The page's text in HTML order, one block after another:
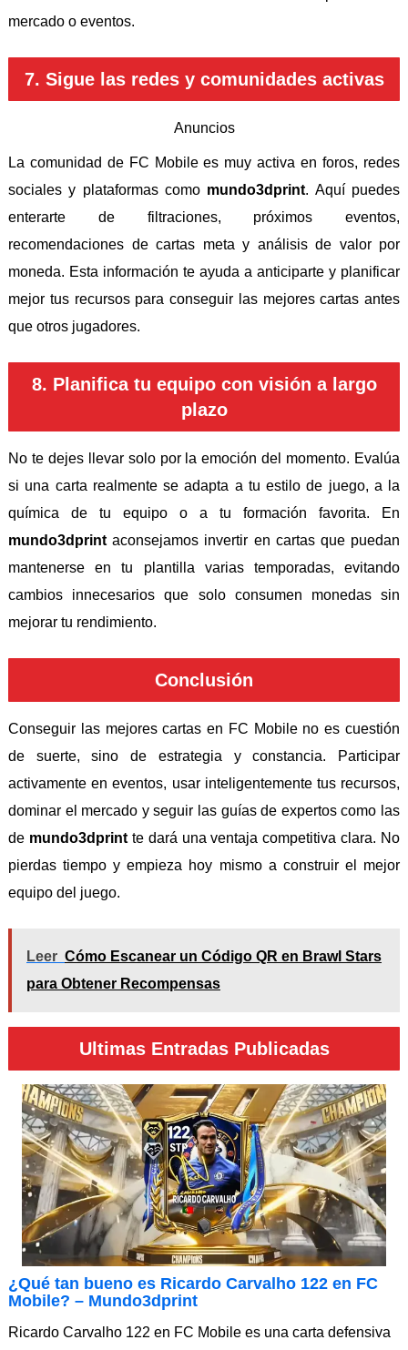
mercado o eventos.
7. Sigue las redes y comunidades activas
Anuncios
La comunidad de FC Mobile es muy activa en foros, redes
sociales y plataformas como mundo3dprint. Aquí puedes
enterarte de filtraciones, próximos eventos,
recomendaciones de cartas meta y análisis de valor por
moneda. Esta información te ayuda a anticiparte y planificar
mejor tus recursos para conseguir las mejores cartas antes
que otros jugadores.
8. Planifica tu equipo con visión a largo
plazo
No te dejes llevar solo por la emoción del momento. Evalúa
si una carta realmente se adapta a tu estilo de juego, a la
química de tu equipo o a tu formación favorita. En
mundo3dprint aconsejamos invertir en cartas que puedan
mantenerse en tu plantilla varias temporadas, evitando
cambios innecesarios que solo consumen monedas sin
mejorar tu rendimiento.
Conclusión
Conseguir las mejores cartas en FC Mobile no es cuestión
de suerte, sino de estrategia y constancia. Participar
activamente en eventos, usar inteligentemente tus recursos,
dominar el mercado y seguir las guías de expertos como las
de mundo3dprintte dará una ventaja competitiva clara. No
pierdas tiempo y empieza hoy mismo a construir el mejor
equipo del juego.
Leer Cómo Escanear un Código QR en Brawl Stars
para Obtener Recompensas
Ultimas Entradas Publicadas
¿Qué tan bueno es Ricardo Carvalho 122 en FC
Mobile? – Mundo3dprint
Ricardo Carvalho 122 en FC Mobile es una carta defensiva